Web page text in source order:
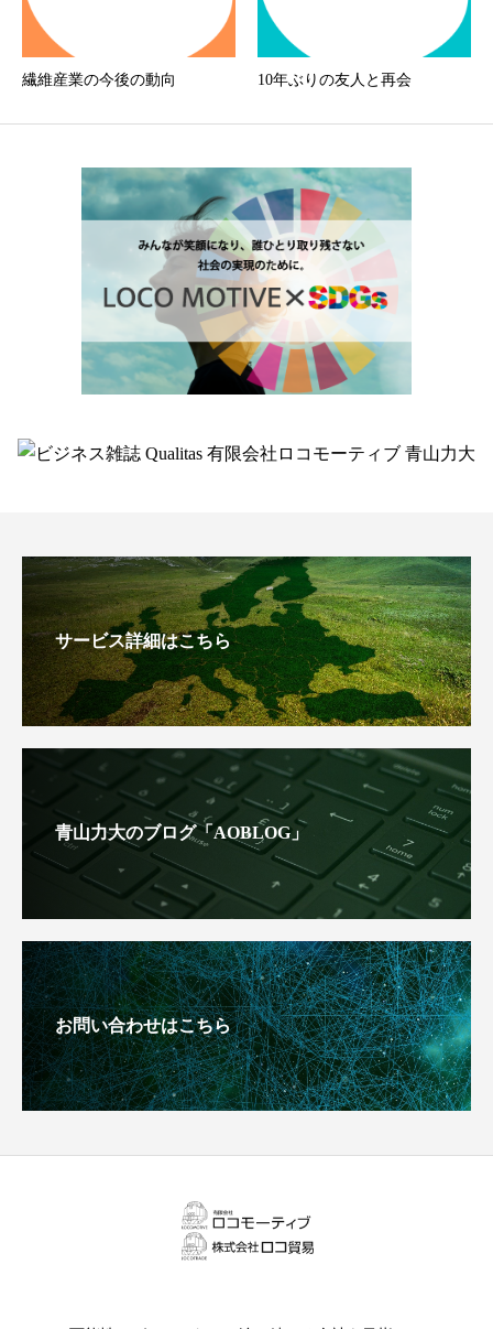
繊維産業の今後の動向 10年ぶりの友人と再会
サービス詳細はこちら
青山力大のブログ「AOBLOG」
お問い合わせはこちら